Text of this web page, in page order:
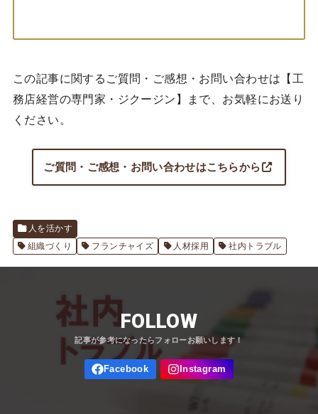
この記事に関するご質問・ご感想・お問い合わせは【工
務店経営の専門家・ジクージン】まで、お気軽にお送り
ください。
ご質問・ご感想・お問い合わせはこちらから
人を活かす
組織づくり
フランチャイズ 人材採用 社内トラブル
FOLLOW